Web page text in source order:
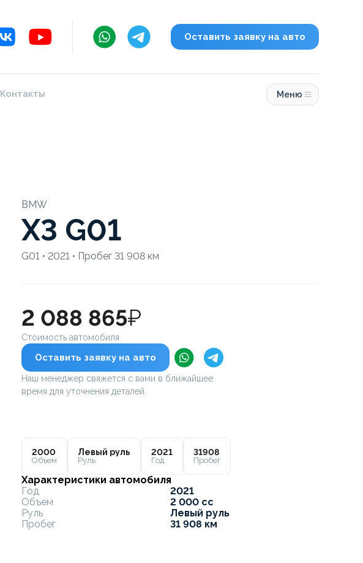
Оставить заявку на авто
Контакты Меню
BMW
X3 G01
G01 • 2021 • Пробег 31 908 км
2 088 865₽
Стоимость автомобиля
Оставить заявку на авто
Наш менеджер свяжется с вами в ближайшее
время для уточнения деталей.
2000
Объем
Левый руль
Руль
2021
Год
31908
Пробег
Характеристики автомобиля
Год
2021
Объем
2 000 cc
Руль
Левый руль
Пробег
31 908 км